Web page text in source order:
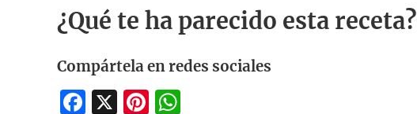
¿Qué te ha parecido esta receta?
Compártela en redes sociales
Facebook
X Pinterest